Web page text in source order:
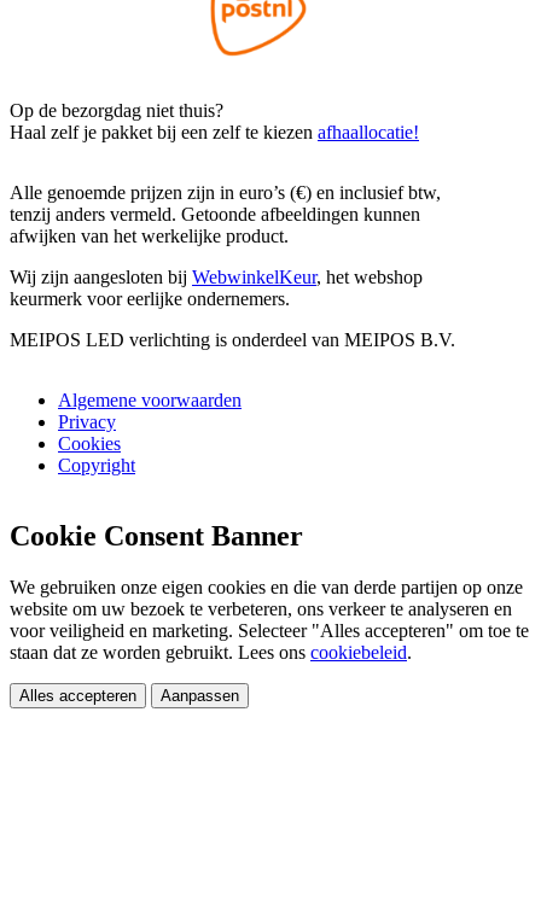
Op de bezorgdag niet thuis?
Haal zelf je pakket bij een zelf te kiezen afhaallocatie!
Alle genoemde prijzen zijn in euro’s (€) en inclusief btw,
tenzij anders vermeld. Getoonde afbeeldingen kunnen
afwijken van het werkelijke product.
Wij zijn aangesloten bij WebwinkelKeur, het webshop
keurmerk voor eerlijke ondernemers.
MEIPOS LED verlichting is onderdeel van MEIPOS B.V.
Algemene voorwaarden
Privacy
Cookies
Copyright
Cookie Consent Banner
We gebruiken onze eigen cookies en die van derde partijen op onze
website om uw bezoek te verbeteren, ons verkeer te analyseren en
voor veiligheid en marketing. Selecteer "Alles accepteren" om toe te
staan dat ze worden gebruikt. Lees ons cookiebeleid.
Alles accepteren Aanpassen